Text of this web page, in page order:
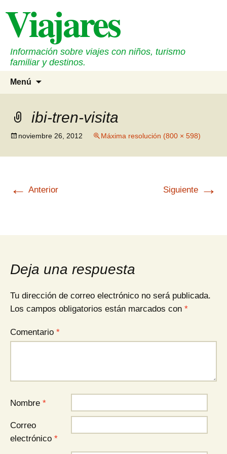
contenido
Viajares
Información sobre viajes con niños, turismo
familiar y destinos.
Menú
ibi-tren-visita
noviembre 26, 2012 Máxima resolución (800 × 598)
← Anterior Siguiente →
Deja una respuesta
Tu dirección de correo electrónico no será publicada.
Los campos obligatorios están marcados con *
Comentario *
Nombre *
Correo
electrónico *